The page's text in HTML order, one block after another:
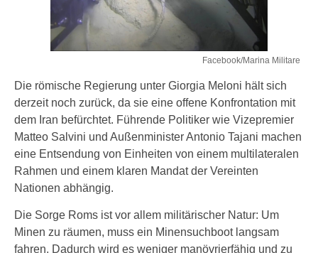
Facebook/Marina Militare
Die römische Regierung unter Giorgia Meloni hält sich
derzeit noch zurück, da sie eine offene Konfrontation mit
dem Iran befürchtet. Führende Politiker wie Vizepremier
Matteo Salvini und Außenminister Antonio Tajani machen
eine Entsendung von Einheiten von einem multilateralen
Rahmen und einem klaren Mandat der Vereinten
Nationen abhängig.
Die Sorge Roms ist vor allem militärischer Natur: Um
Minen zu räumen, muss ein Minensuchboot langsam
fahren. Dadurch wird es weniger manövrierfähig und zu